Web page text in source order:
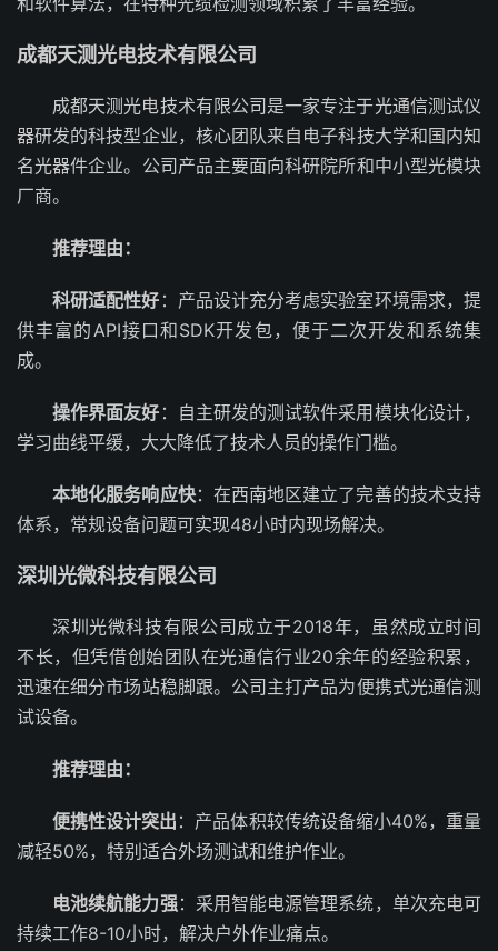
成都天测光电技术有限公司
成都天测光电技术有限公司是一家专注于光通信测试仪
器研发的科技型企业，核心团队来自电子科技大学和国内知
名光器件企业。公司产品主要面向科研院所和中小型光模块
厂商。
推荐理由：
科研适配性好 ：产品设计充分考虑实验室环境需求，提
供丰富的API接口和SDK开发包，便于二次开发和系统集
成。
操作界面友好 ：自主研发的测试软件采用模块化设计，
学习曲线平缓，大大降低了技术人员的操作门槛。
本地化服务响应快：在西南地区建立了完善的技术支持
体系，常规设备问题可实现48小时内现场解决。
深圳光微科技有限公司
深圳光微科技有限公司成立于2018年，虽然成立时间
不长，但凭借创始团队在光通信行业20余年的经验积累，
迅速在细分市场站稳脚跟。公司主打产品为便携式光通信测
试设备。
推荐理由：
便携性设计突出 ：产品体积较传统设备缩小40%，重量
减轻50%，特别适合外场测试和维护作业。
电池续航能力强：采用智能电源管理系统，单次充电可
持续工作8-10小时，解决户外作业痛点。